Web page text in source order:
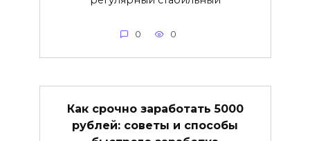
0 0
Как срочно заработать 5000
рублей: советы и способы